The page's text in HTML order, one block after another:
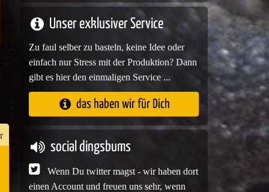
Unser exklusiver Service
Zu faul selber zu basteln, keine Idee oder
einfach nur Stress mit der Produktion? Dann
gibt es hier den einmaligen Service ...
das haben wir für Dich
social dingsbums
Wenn Du twitter magst - wir haben dort
einen Account und freuen uns sehr, wenn